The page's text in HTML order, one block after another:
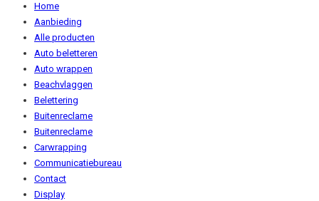
Home
Aanbieding
Alle producten
Auto beletteren
Auto wrappen
Beachvlaggen
Belettering
Buitenreclame
Buitenreclame
Carwrapping
Communicatiebureau
Contact
Display